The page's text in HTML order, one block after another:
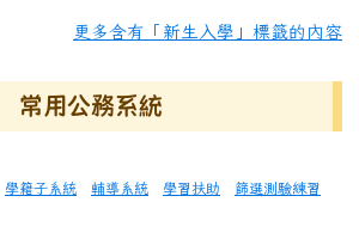
更多含有「新生入學」標籤的內容
常用公務系統
學籍子系統 輔導系統 學習扶助 篩選測驗練習